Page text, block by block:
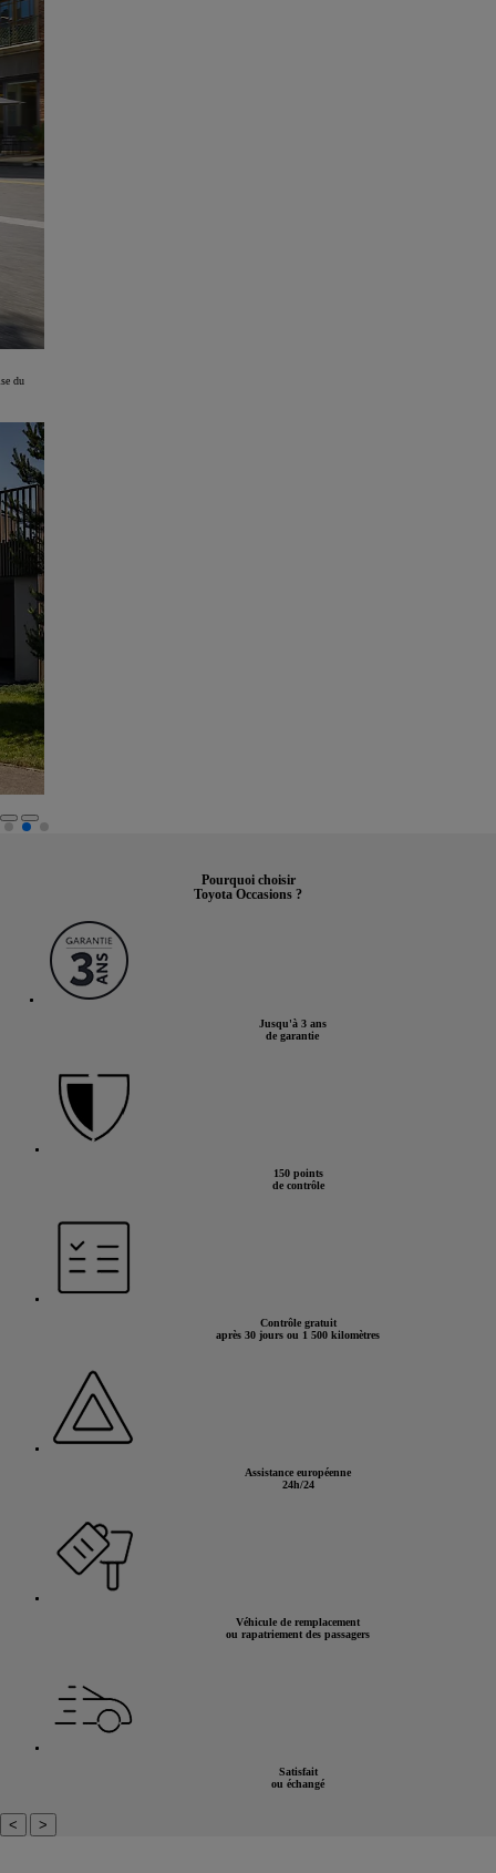
du
Pourquoi choisir
Toyota Occasions ?
Jusqu'à 3 ans
de garantie
150 points
de contrôle
Contrôle gratuit
après 30 jours ou 1 500 kilomètres
Assistance européenne
24h/24
Véhicule de remplacement
ou rapatriement des passagers
Satisfait
ou échangé
< >